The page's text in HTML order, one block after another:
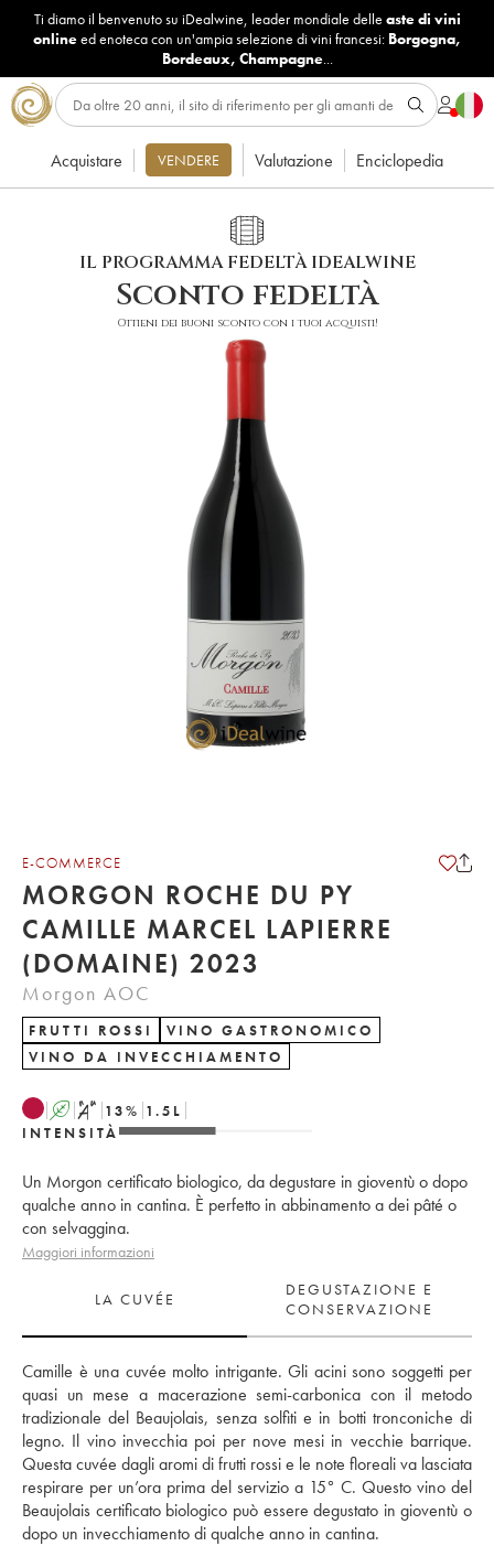
Ti diamo il benvenuto su iDealwine, leader mondiale delle aste di vini
onlineed enoteca con un'ampia selezione di vini francesi: Borgogna,
Bordeaux, Champagne...
Acquistare VENDERE Valutazione Enciclopedia
IL PROGRAMMA FEDELTÀ IDEALWINE
Sconto fedeltà
Ottieni dei buoni sconto con i tuoi acquisti!
E-COMMERCE
MORGON ROCHE DU PY
CAMILLE MARCEL LAPIERRE
(DOMAINE) 2023
Morgon AOC
FRUTTI ROSSI
VINO GASTRONOMICO
VINO DA INVECCHIAMENTO
A S 13% 1.5 L
INTENSITÀ
Un Morgon certificato biologico, da degustare in gioventù o dopo
qualche anno in cantina. È perfetto in abbinamento a dei pâté o
con selvaggina.
Maggiori informazioni
LA CUVÉE
DEGUSTAZIONE E
CONSERVAZIONE
Camille è una cuvée molto intrigante. Gli acini sono soggetti per
quasi un mese a macerazione semi-carbonica con il metodo
tradizionale del Beaujolais, senza solfiti e in botti tronconiche di
legno. Il vino invecchia poi per nove mesi in vecchie barrique.
Questa cuvée dagli aromi di frutti rossi e le note floreali va lasciata
respirare per un’ora prima del servizio a 15° C. Questo vino del
Beaujolais certificato biologico può essere degustato in gioventù o
dopo un invecchiamento di qualche anno in cantina.